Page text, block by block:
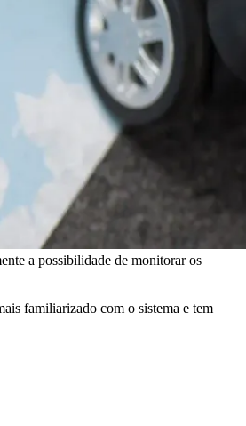
a possibilidade de monitorar os
familiarizado com o sistema e tem